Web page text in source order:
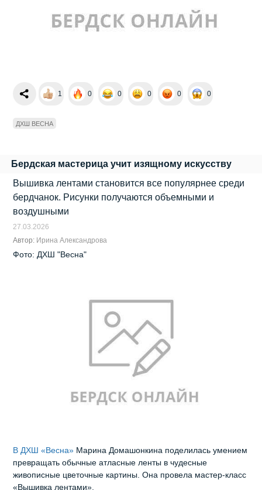
1 0 0 0 0 0
ДХШ ВЕСНА
Бердская мастерица учит изящному искусству
Вышивка лентами становится все популярнее среди
бердчанок. Рисунки получаются объемными и
воздушными
27.03.2026
Автор: Ирина Александрова
Фото: ДХШ "Весна"
В ДХШ «Весна» Марина Домашонкина поделилась умением
превращать обычные атласные ленты в чудесные
живописные цветочные картины. Она провела мастер-класс
«Вышивка лентами».